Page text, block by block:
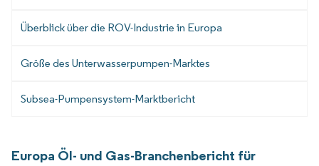
Überblick über die ROV-Industrie in Europa
Größe des Unterwasserpumpen-Marktes
Subsea-Pumpensystem-Marktbericht
Europa Öl- und Gas-Branchenbericht für